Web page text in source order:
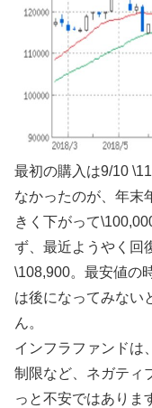
最初の購入は9/10
なかったのが、年末
きく下がって
ず、最近ようやく回
\108,900。最安値の
は後になってみない
ん。
インフラファンドは
制限など、ネガティ
っと不安ではありま